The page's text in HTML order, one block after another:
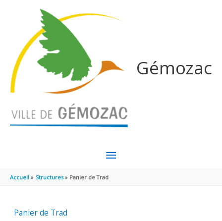
Gémozac
MENU
PRINCIPAL
Accueil Structures Panier de Trad
Panier de Trad